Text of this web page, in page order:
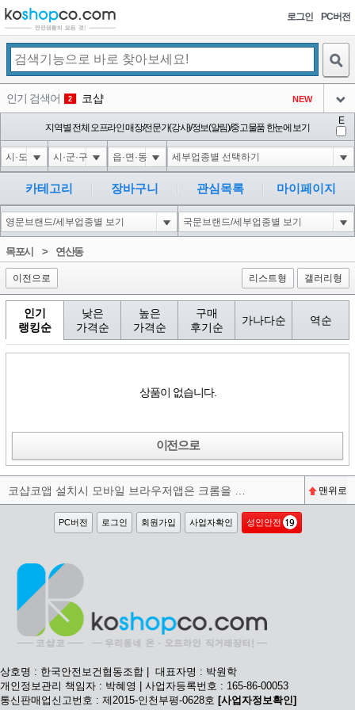
로그인 PC버전
인기 검색어 2 코샵 NEW
3 익스
아이콘
4 미끄럼방지
아이콘
5 대성설렁탕
아이콘
-16
6 1-1 waitfor delay '0:0:15' --
아이콘
0
1
지역별 전체 오프라인 매장/전문가(강사)/정보(알림)/중고물품 한눈에 보기
E
카테고리 장바구니 관심목록 마이페이지
목포시 > 연산동
이전으로 리스트형 갤러리형
인기
랭킹순
낮은
가격순
높은
가격순
구매
후기순
가나다순 역순
상품이 없습니다.
이전으로
맨위로
PC버전 로그인 회원가입 사업자확인 성인안전
상호명 : 한국안전보건협동조합 | 대표자명 : 박원학
개인정보관리 책임자 : 박혜영 | 사업자등록번호 : 165-86-00053
통신판매업신고번호 : 제2015-인천부평-0628호 [사업자정보확인]